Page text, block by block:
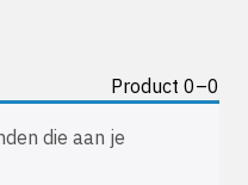
Product 0–0
die aan je